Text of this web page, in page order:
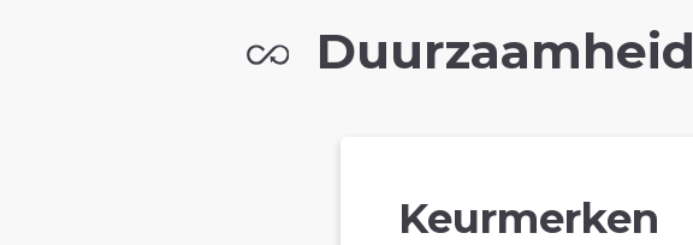
Duurzaamheid
Keurmerken